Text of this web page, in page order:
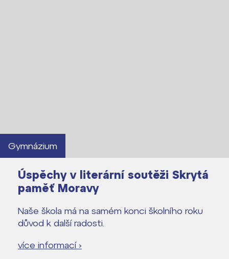
Gymnázium
Úspěchy v literární soutěži Skrytá
paměť Moravy
Naše škola má na samém konci školního roku
důvod k další radosti.
více informací ›